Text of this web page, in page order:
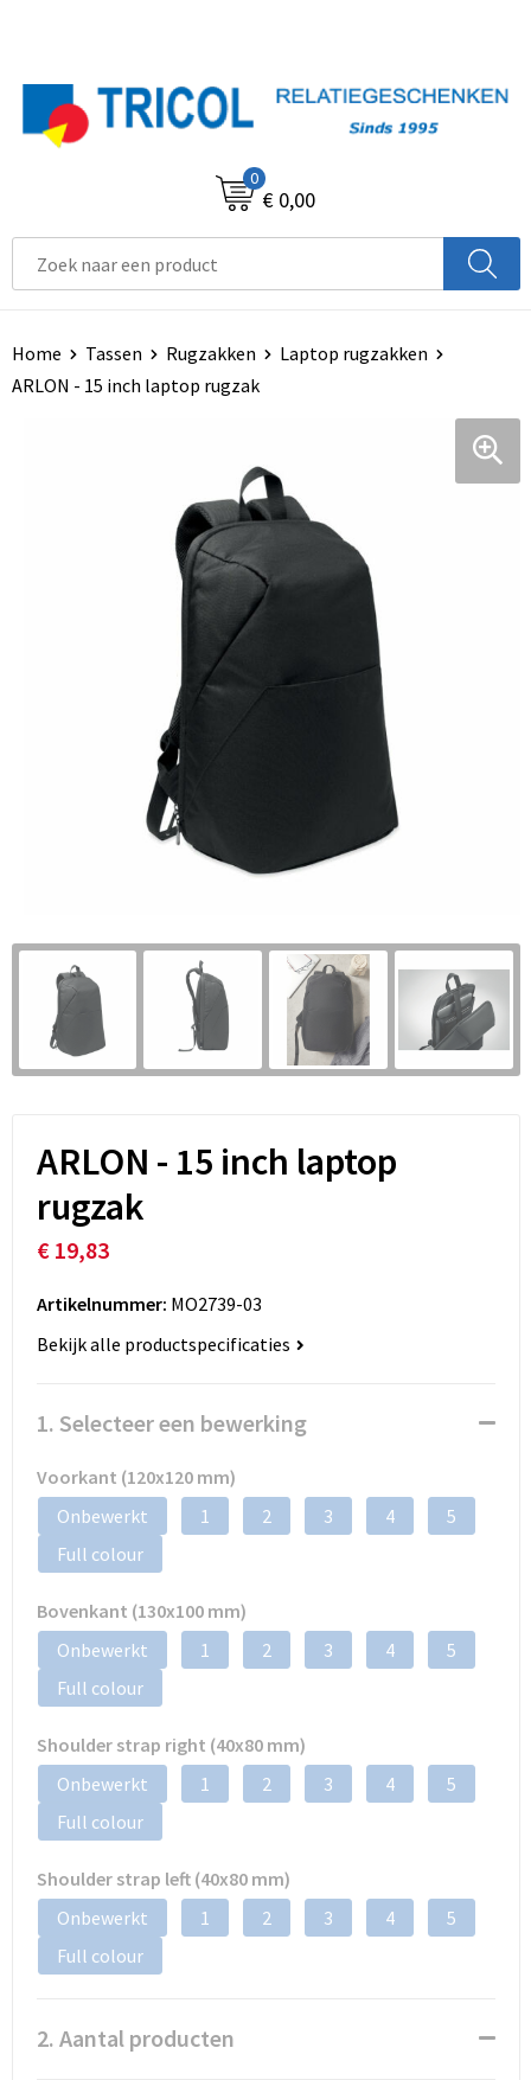
0
€ 0,00
Home Tassen Rugzakken
Laptop rugzakken
ARLON - 15 inch laptop rugzak
ARLON - 15 inch laptop
rugzak
€ 19,83
Artikelnummer: MO2739-03
Bekijk alle productspecificaties
1. Selecteer een bewerking
Voorkant (120x120 mm)
Onbewerkt
1 2 3 4
5
Full colour
Bovenkant (130x100 mm)
Onbewerkt
1 2 3 4
5
Full colour
Shoulder strap right (40x80 mm)
Onbewerkt
1 2 3 4
5
Full colour
Shoulder strap left (40x80 mm)
Onbewerkt
1 2 3 4
5
Full colour
2. Aantal producten